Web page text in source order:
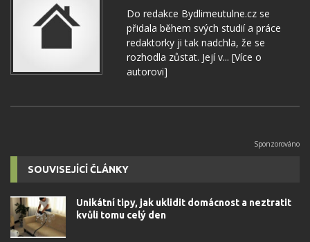
Do redakce Bydlimeutulne.cz se
přidala během svých studií a práce
redaktorky ji tak nadchla, že se
rozhodla zůstat. Její v... [Více o
autorovi]
SOUVISEJÍCÍ ČLÁNKY
Unikátní tipy, jak uklidit domácnost a neztratit
kvůli tomu celý den